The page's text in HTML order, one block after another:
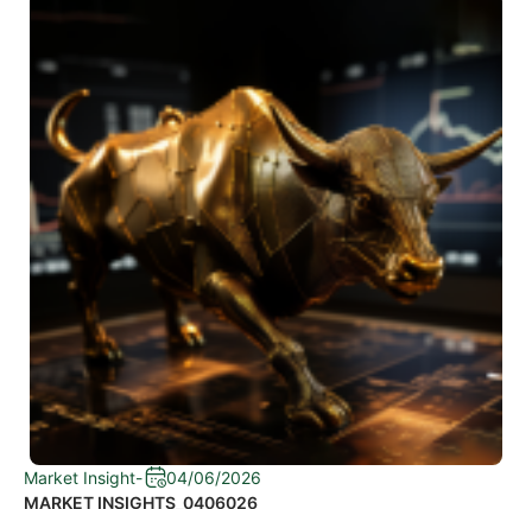
Market Insight-
04/06/2026
MARKET INSIGHTS_0406026